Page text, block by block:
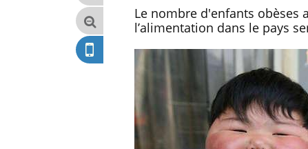
Le nombre d'enfants obèses
l’alimentation dans le pays